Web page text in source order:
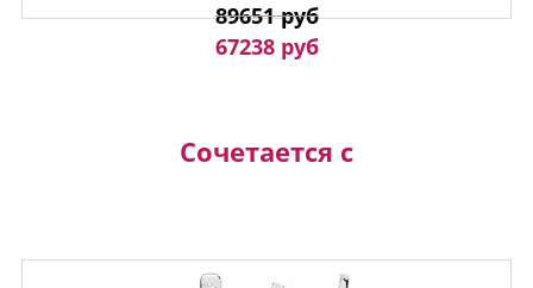
89651 руб
67238 руб
Сочетается с